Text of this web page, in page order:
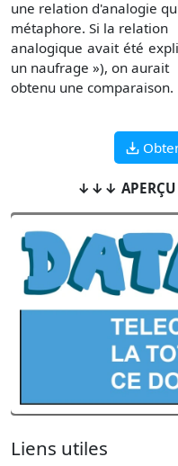
une relation d'analogie
métaphore. Si la relation
analogique avait été
un naufrage »), on aurait
obtenu une comparaison.
↓↓↓
Liens utiles